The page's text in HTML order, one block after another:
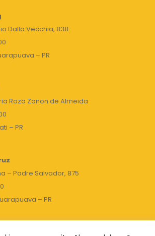
Dalla Vecchia, 838
– PR
Roza Zanon de Almeida
– PR
– Padre Salvador, 875
– PR